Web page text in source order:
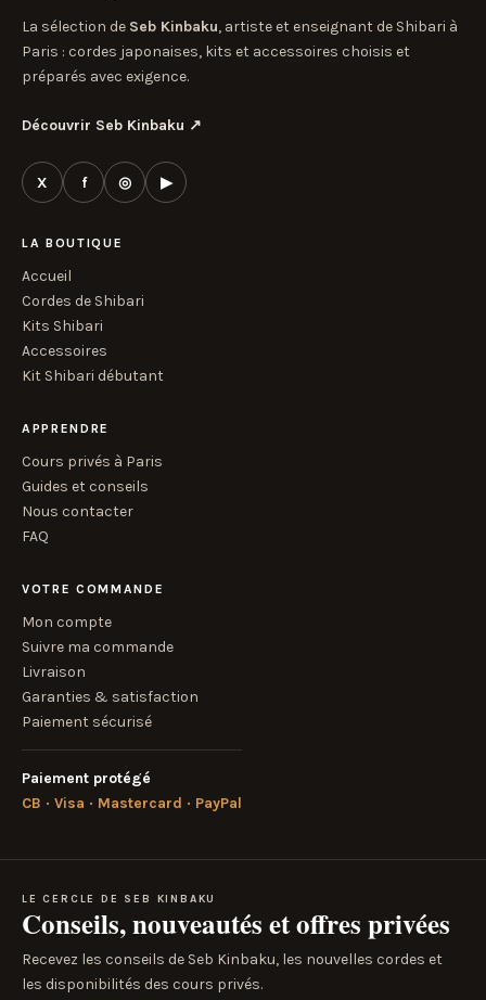
La sélection de Seb Kinbaku, artiste et enseignant de Shibari à
Paris : cordes japonaises, kits et accessoires choisis et
préparés avec exigence.
Découvrir Seb Kinbaku ↗
X f ◎ ▶
LA BOUTIQUE
Accueil
Cordes de Shibari
Kits Shibari
Accessoires
Kit Shibari débutant
APPRENDRE
Cours privés à Paris
Guides et conseils
Nous contacter
FAQ
VOTRE COMMANDE
Mon compte
Suivre ma commande
Livraison
Garanties & satisfaction
Paiement sécurisé
Paiement protégé
CB · Visa · Mastercard · PayPal
LE CERCLE DE SEB KINBAKU
Conseils, nouveautés et offres privées
Recevez les conseils de Seb Kinbaku, les nouvelles cordes et
les disponibilités des cours privés.